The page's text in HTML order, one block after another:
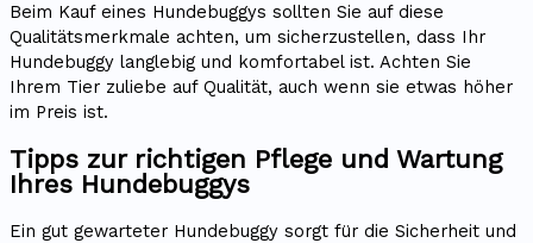
Beim Kauf eines Hundebuggys sollten Sie auf diese
Qualitätsmerkmale achten, um sicherzustellen, dass Ihr
Hundebuggy langlebig und komfortabel ist. Achten Sie
Ihrem Tier zuliebe auf Qualität, auch wenn sie etwas höher
im Preis ist.
Tipps zur richtigen Pflege und Wartung
Ihres Hundebuggys
Ein gut gewarteter Hundebuggy sorgt für die Sicherheit und